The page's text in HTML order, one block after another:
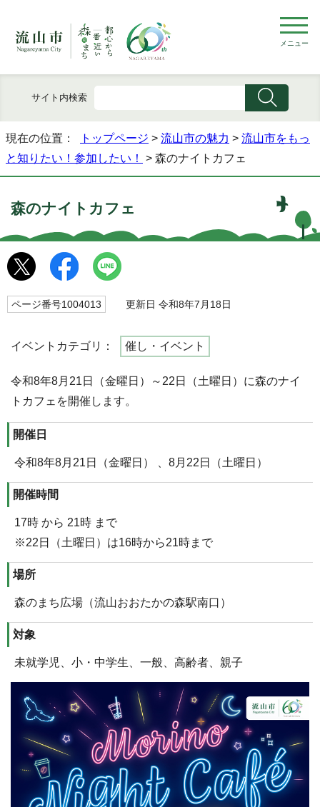
メニュー
サイト内検索
現在の位置： トップページ > 流山市の魅力 > 流山市をもっ
と知りたい！参加したい！
> 森のナイトカフェ
森のナイトカフェ
ページ番号1004013 更新日 令和8年7月18日
イベントカテゴリ： 催し・イベント
令和8年8月21日（金曜日）～22日（土曜日）に森のナイ
トカフェを開催します。
開催日
令和8年8月21日（金曜日） 、8月22日（土曜日）
開催時間
17時 から 21時 まで
※22日（土曜日）は16時から21時まで
場所
森のまち広場（流山おおたかの森駅南口）
対象
未就学児、小・中学生、一般、高齢者、親子